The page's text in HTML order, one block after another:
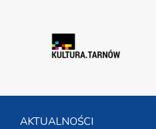
AKTUALNOŚCI